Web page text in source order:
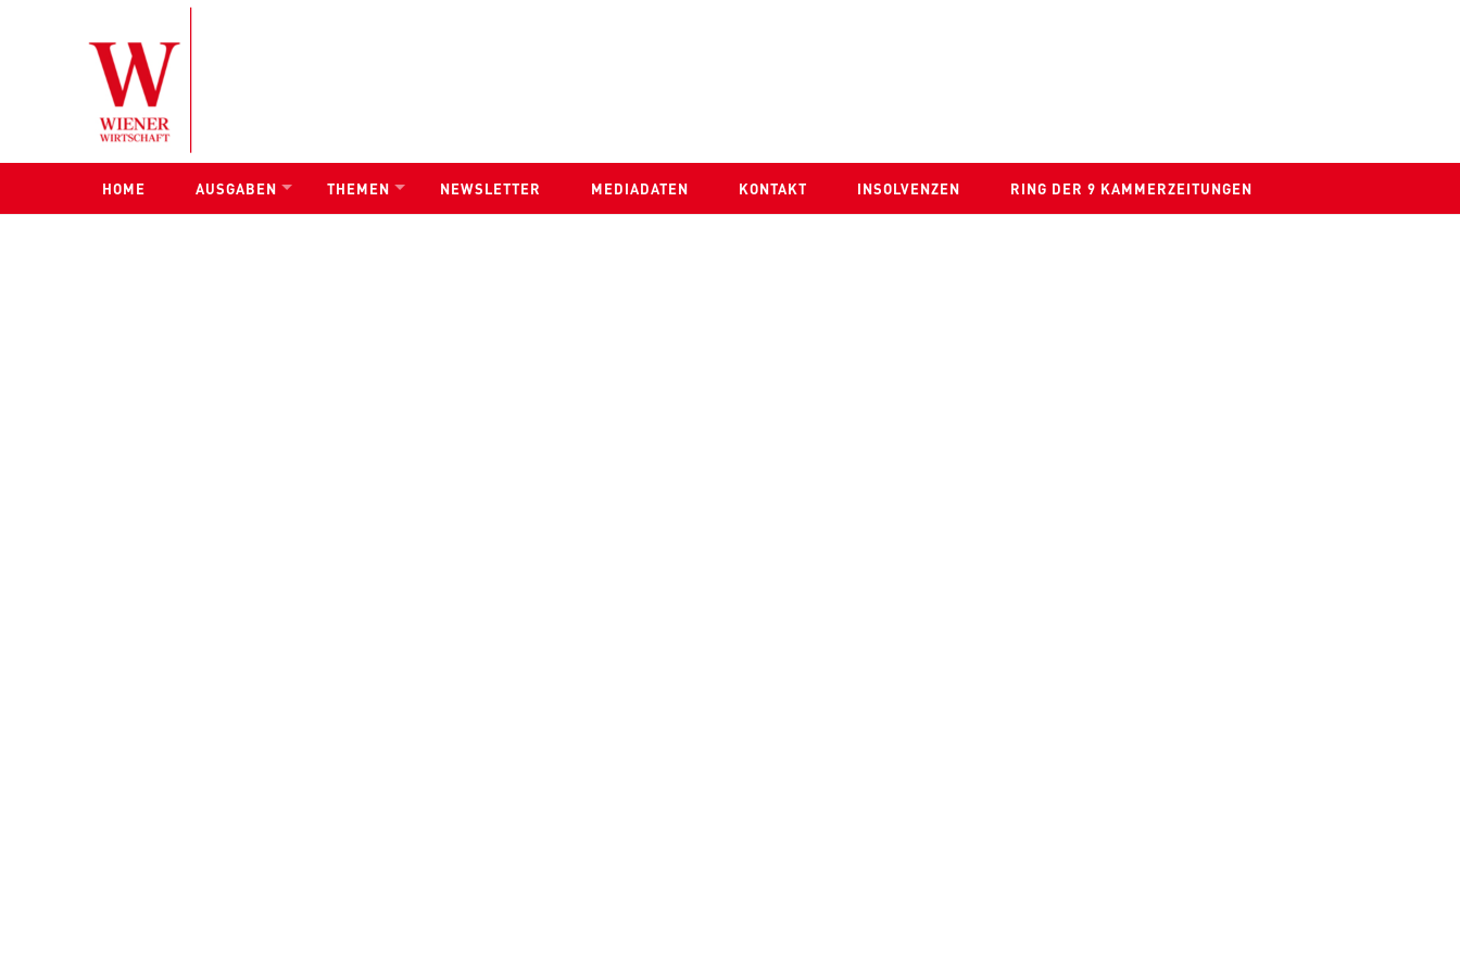
HOME AUSGABEN THEMEN NEWSLETTER MEDIADATEN KONTAKT INSOLVENZEN RING DER 9 KAMMERZEITUNGEN